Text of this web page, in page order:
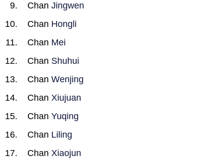
Chan Jingwen
Chan Hongli
Chan Mei
Chan Shuhui
Chan Wenjing
Chan Xiujuan
Chan Yuqing
Chan Liling
Chan Xiaojun